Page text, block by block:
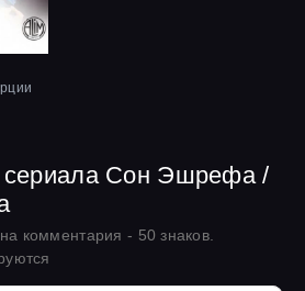
сериала Сон Эшрефа /
комментария - 50 знаков.